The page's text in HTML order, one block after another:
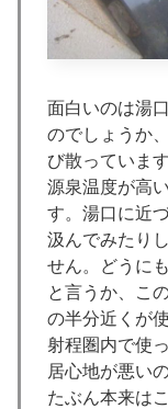
面白いのは湯
のでしょうか
び散っています
源泉温度が高
す。湯口に近
汲んでみたり
せん。どうに
と言うか、こ
の半分近くが
射程圏内で使
居心地が悪い
たぶん本来は